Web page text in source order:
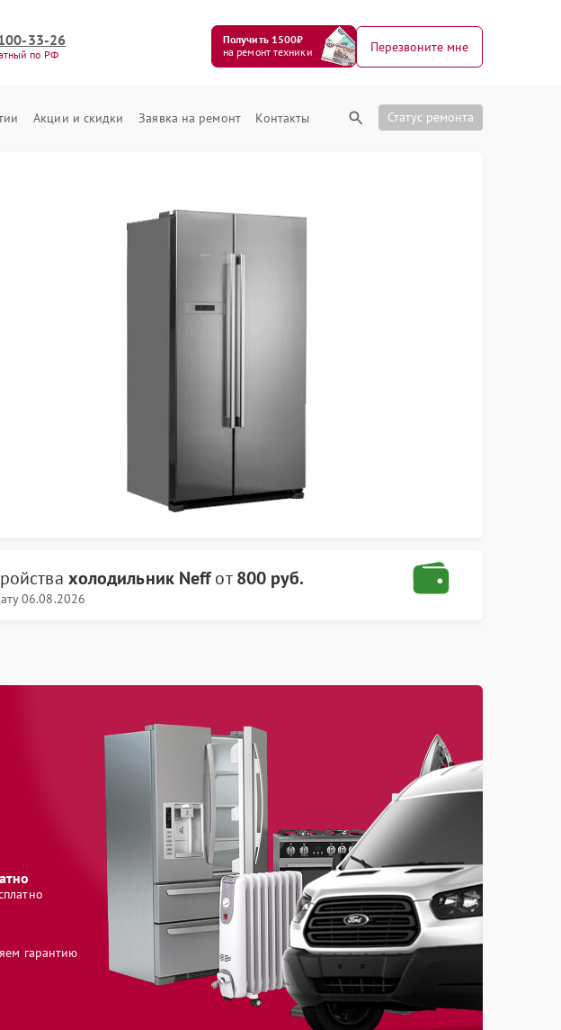
33-26
по РФ
Получить 1500₽
на ремонт техники
Перезвоните мне
Акции и скидки Заявка на ремонт Контакты Статус ремонта
холодильник Neffот800 руб.
06.08.2026
гарантию